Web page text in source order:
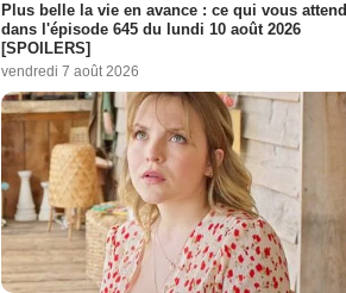
Plus belle la vie en avance : ce qui vous attend
dans l'épisode 645 du lundi 10 août 2026
[SPOILERS]
vendredi 7 août 2026